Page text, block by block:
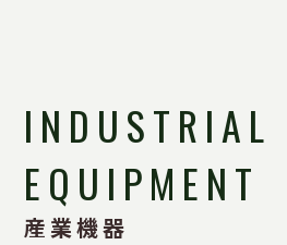
INDUSTRIAL
EQUIPMENT
産業機器